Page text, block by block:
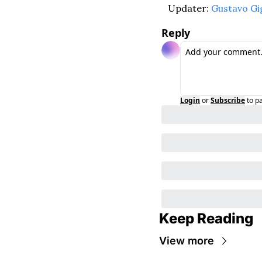
Updater: Gustavo
Reply
Login orSubscribeto
Keep Reading
View more